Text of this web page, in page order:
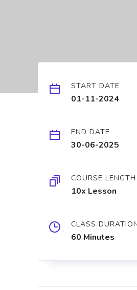
START DATE
01-11-2024
END DATE
30-06-2025
COURSE LENGTH
10x Lesson
CLASS
60 Minutes